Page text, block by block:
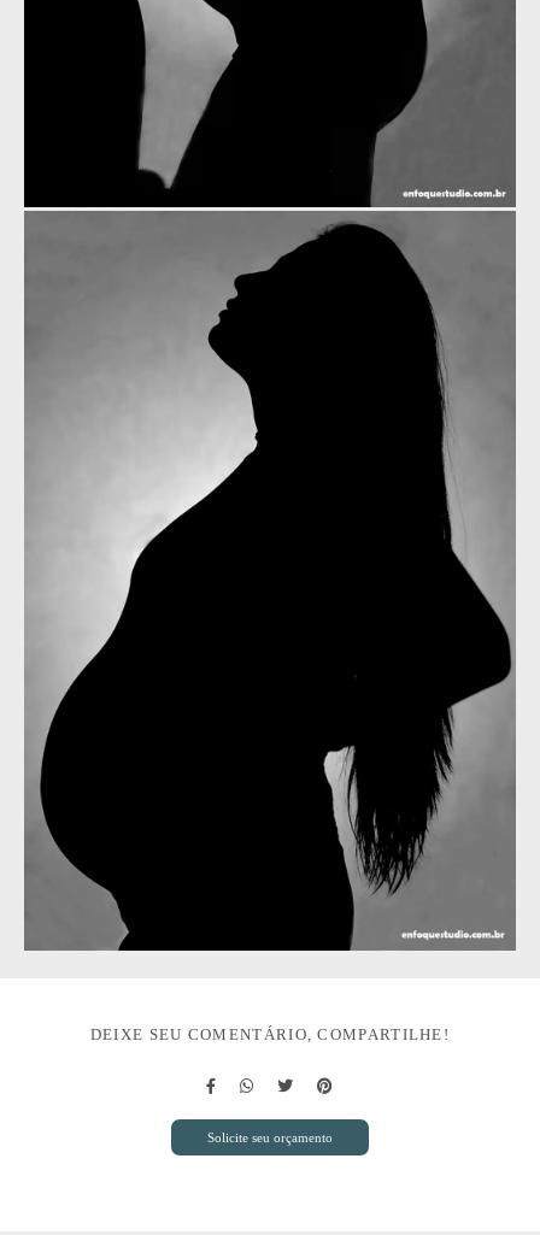
DEIXE SEU COMENTÁRIO, COMPARTILHE!
Solicite seu orçamento